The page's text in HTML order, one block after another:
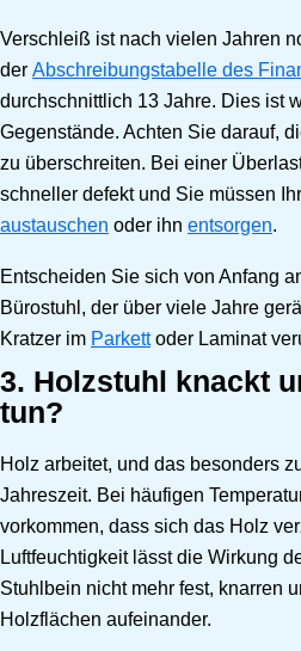
Verschleiß ist nach vielen Jahren
der Abschreibungstabelle des
durchschnittlich 13 Jahre. Dies ist
Gegenstände. Achten Sie darauf,
zu überschreiten. Bei einer
schneller defekt und Sie müssen
austauschen oder ihn entsorgen.
Entscheiden Sie sich von Anfang
Bürostuhl, der über viele Jahre
Kratzer im Parkettoder Laminat
3. Holzstuhl knackt
tun?
Holz arbeitet, und das besonders
Jahreszeit. Bei häufigen
vorkommen, dass sich das Holz
Luftfeuchtigkeit lässt die Wirkung
Stuhlbein nicht mehr fest, knarren
Holzflächen aufeinander.